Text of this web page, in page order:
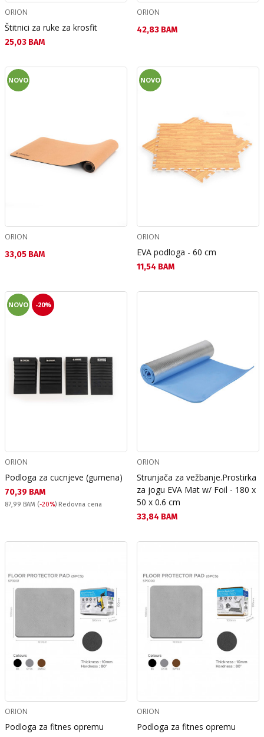
ORION
Štitnici za ruke za krosfit
Текуща цена:
25,03 BAM
ORION
Текуща цена:
42,83 BAM
NOVO
ORION
Текуща цена:
33,05 BAM
NOVO
ORION
EVA podloga - 60 cm
Текуща цена:
11,54 BAM
NOVO -20%
ORION
Podloga za cucnjeve (gumena)
Текуща цена:
70,39 BAM
Redovna cena:
87,99 BAM (-20%) Redovna cena
ORION
Strunjača za vežbanje.Prostirka
za jogu EVA Mat w/ Foil - 180 x
50 x 0.6 cm
Текуща цена:
33,84 BAM
ORION
Podloga za fitnes opremu
ORION
Podloga za fitnes opremu